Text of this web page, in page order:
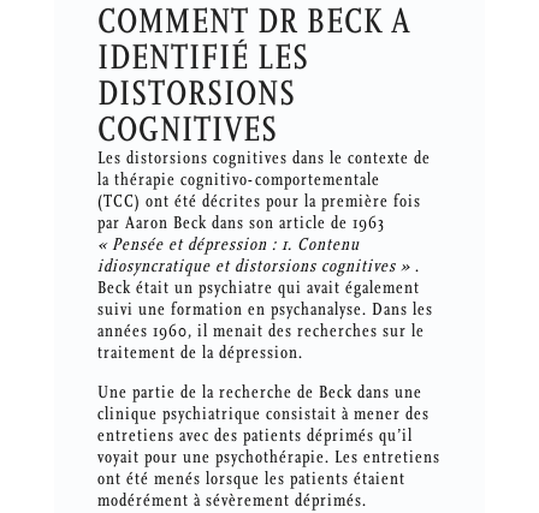
COMMENT DR BECK A
IDENTIFIÉ LES
DISTORSIONS
COGNITIVES
Les distorsions cognitives dans le contexte de
la thérapie cognitivo-comportementale
(TCC) ont été décrites pour la première fois
par Aaron Beck dans son article de 1963
« Pensée et dépression : 1. Contenu
idiosyncratique et distorsions cognitives ».
Beck était un psychiatre qui avait également
suivi une formation en psychanalyse. Dans les
années 1960, il menait des recherches sur le
traitement de la dépression.
Une partie de la recherche de Beck dans une
clinique psychiatrique consistait à mener des
entretiens avec des patients déprimés qu’il
voyait pour une psychothérapie. Les entretiens
ont été menés lorsque les patients étaient
modérément à sévèrement déprimés.